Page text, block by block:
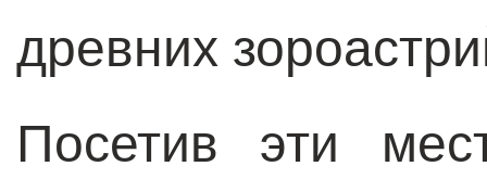
древних
Посетив эти